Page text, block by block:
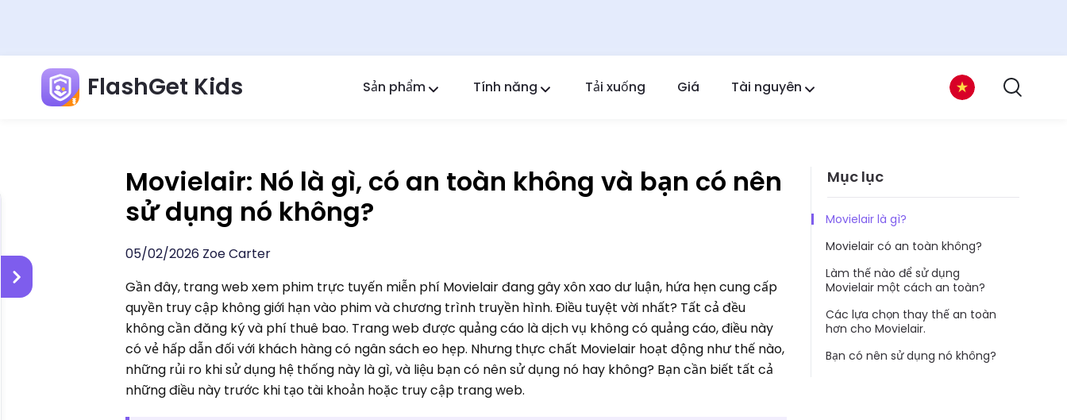
FlashGet Kids Sản phẩm
FlashGet Finder
Tính năng Tải xuống Giá Tài nguyên
Movielair: Nó là gì, có an toàn không và bạn có nên
sử dụng nó không?
05/02/2026 Zoe Carter
Gần đây, trang web xem phim trực tuyến miễn phí Movielair đang gây xôn xao dư luận, hứa hẹn cung cấp
quyền truy cập không giới hạn vào phim và chương trình truyền hình. Điều tuyệt vời nhất? Tất cả đều
không cần đăng ký và phí thuê bao. Trang web được quảng cáo là dịch vụ không có quảng cáo, điều này
có vẻ hấp dẫn đối với khách hàng có ngân sách eo hẹp. Nhưng thực chất Movielair hoạt động như thế nào,
những rủi ro khi sử dụng hệ thống này là gì, và liệu bạn có nên sử dụng nó hay không? Bạn cần biết tất cả
những điều này trước khi tạo tài khoản hoặc truy cập trang web.
Mục lục
Movielair là gì?
Movielair có an toàn không?
Làm thế nào để sử dụng
Movielair một cách an toàn?
Các lựa chọn thay thế an toàn
hơn cho Movielair.
Bạn có nên sử dụng nó không?